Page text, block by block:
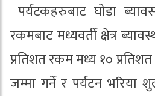
पर्यटकहरुबाट घोडा
रकमबाट मध्यवर्ती क्षेत्र
प्रतिशत रकम मध्य १०
जम्मा गर्ने र पर्यटन भरिया